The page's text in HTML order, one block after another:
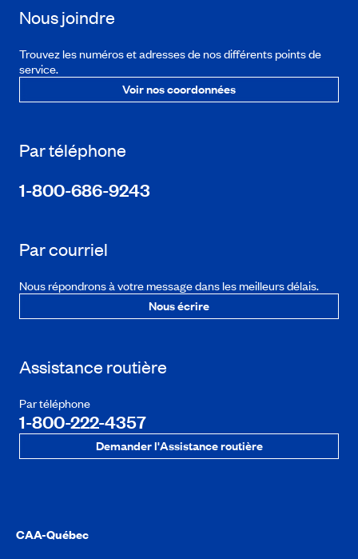
Nous joindre
Trouvez les numéros et adresses de nos différents points de
service.
Voir nos coordonnées
Par téléphone
1-800-686-9243
Par courriel
Nous répondrons à votre message dans les meilleurs délais.
Nous écrire
Assistance routière
Par téléphone
1-800-222-4357
Demander l'Assistance routière
CAA-Québec